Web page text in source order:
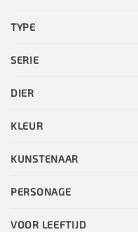
TYPE
SERIE
DIER
KLEUR
KUNSTENAAR
PERSONAGE
VOOR LEEFTIJD